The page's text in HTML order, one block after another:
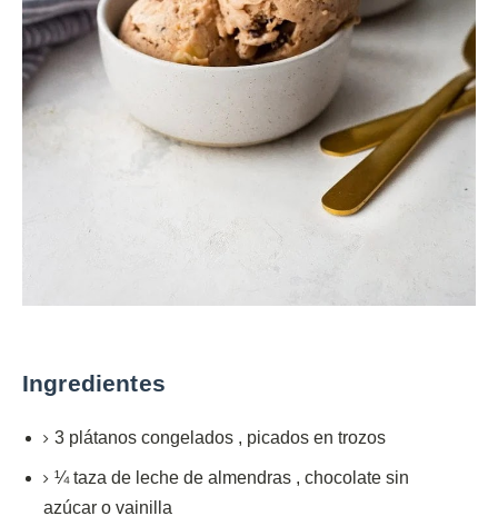
Ingredientes
3 plátanos congelados , picados en trozos
¼taza de leche de almendras , chocolate sin
azúcar o vainilla